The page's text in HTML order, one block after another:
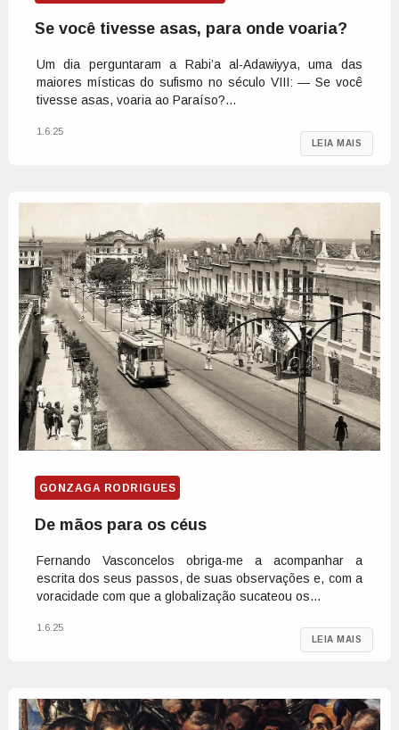
Se você tivesse asas, para onde voaria?
Um dia perguntaram a Rabi’a al-Adawiyya, uma das
maiores místicas do sufismo no século VIII: — Se você
tivesse asas, voaria ao Paraíso?...
LEIA MAIS
1.6.25
GONZAGA RODRIGUES
De mãos para os céus
Fernando Vasconcelos obriga-me a acompanhar a
escrita dos seus passos, de suas observações e, com a
voracidade com que a globalização sucateou os...
LEIA MAIS
1.6.25